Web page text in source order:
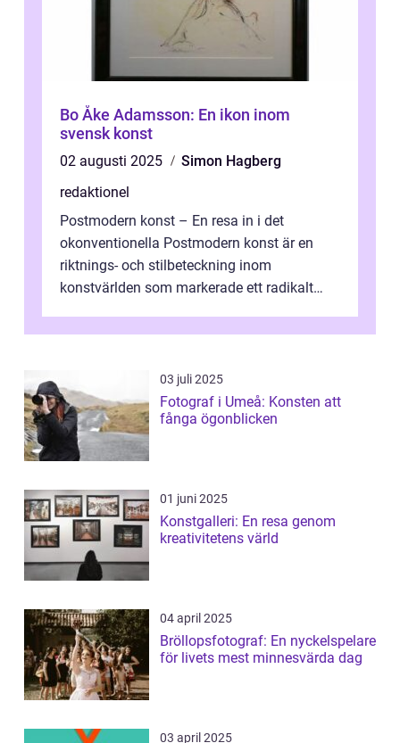
Bo Åke Adamsson: En ikon inom
svensk konst
02 augusti 2025
Simon Hagberg
redaktionel
Postmodern konst – En resa in i det
okonventionella Postmodern konst är en
riktnings- och stilbeteckning inom
konstvärlden som markerade ett radikalt
03 juli 2025
Fotograf i Umeå: Konsten att
fånga ögonblicken
01 juni 2025
Konstgalleri: En resa genom
kreativitetens värld
04 april 2025
Bröllopsfotograf: En nyckelspelare
för livets mest minnesvärda dag
03 april 2025